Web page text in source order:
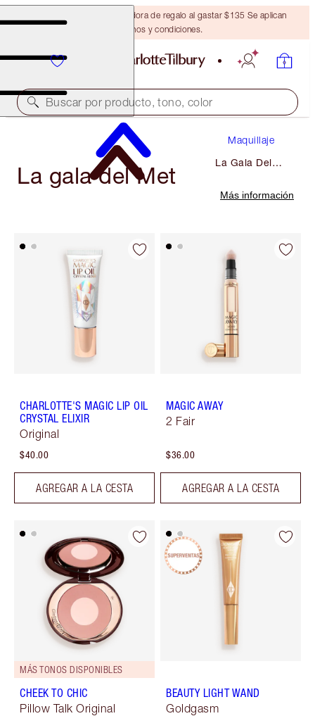
Obtén una brocha bronceadora de regalo al gastar $135 Se aplican
términos y condiciones.
Buscar por producto, tono, color
Maquillaje
La Gala Del
La gala del Met
Más información
CHARLOTTE'S MAGIC LIP OIL
CRYSTAL ELIXIR
Original
$40.00
AGREGAR A LA CESTA
MAGIC AWAY
2 Fair
$36.00
AGREGAR A LA CESTA
MÁS TONOS DISPONIBLES
CHEEK TO CHIC
Pillow Talk Original
BEAUTY LIGHT WAND
Goldgasm